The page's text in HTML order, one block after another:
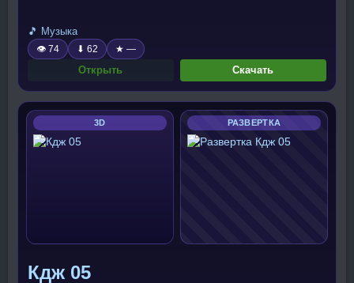
🎵 Музыка
👁 74 ⬇ 62 ★ —
Открыть Скачать
3D РАЗВЕРТКА
Кдж 05